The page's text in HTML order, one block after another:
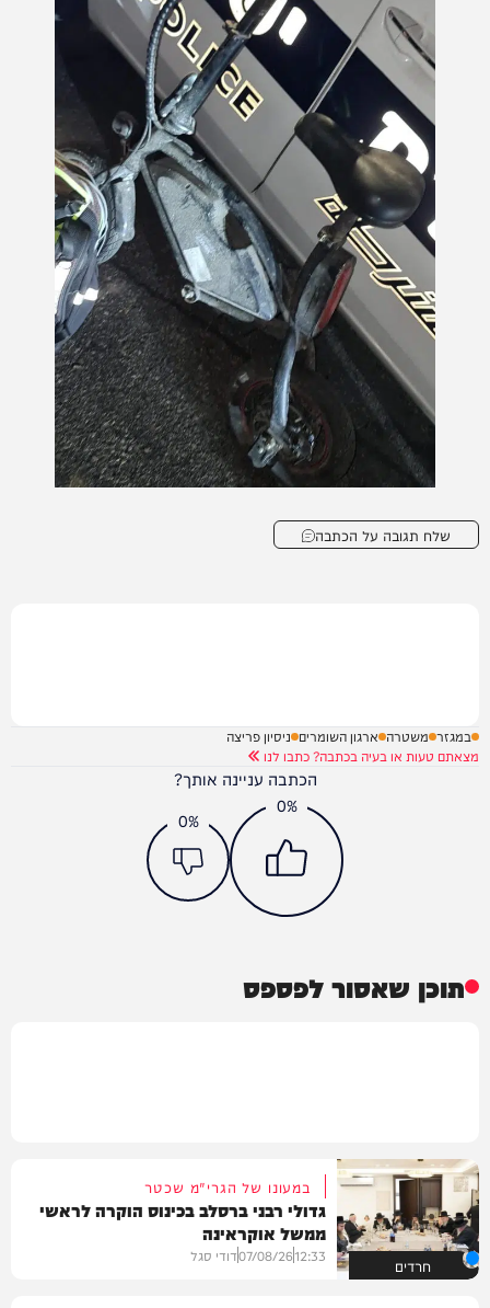
שלח תגובה על הכתבה
במגזר משטרה ארגון השומרים ניסיון פריצה
מצאתם טעות או בעיה בכתבה? כתבו לנו
הכתבה עניינה אותך?
0%
0%
תוכן שאסור לפספס
חרדים
במעונו של הגרי"מ שכטר
גדולי רבני ברסלב בכינוס הוקרה לראשי
ממשל אוקראינה
12:33
07/08/26דודי סגל